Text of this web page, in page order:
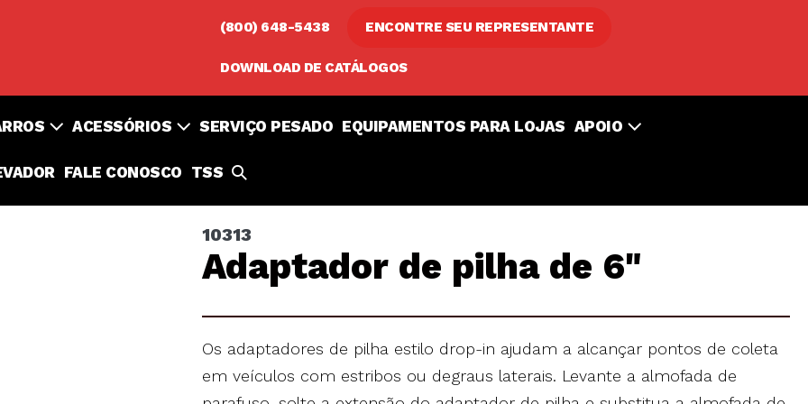
(800) 648-5438 ENCONTRE SEU REPRESENTANTE
DOWNLOAD DE CATÁLOGOS
ACESSÓRIOS SERVIÇO PESADO EQUIPAMENTOS PARA LOJAS APOIO
FALE CONOSCO TSS ALTERNAR
10313
Adaptador de pilha de 6"
Os adaptadores de pilha estilo drop-in ajudam a alcançar pontos de coleta
em veículos com estribos ou degraus laterais. Levante a almofada de